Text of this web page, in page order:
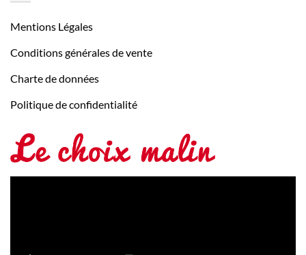
Mentions Légales
Conditions générales de vente
Charte de données
Politique de confidentialité